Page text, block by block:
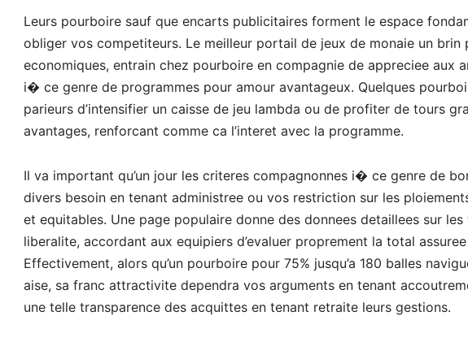
Leurs pourboire sauf que encarts publicitaires forment le espace
obliger vos competiteurs. Le meilleur portail de jeux de monaie un brin
economiques, entrain chez pourboire en compagnie de appreciee aux
i� ce genre de programmes pour amour avantageux. Quelques
parieurs d’intensifier un caisse de jeu lambda ou de profiter de tours
avantages, renforcant comme ca l’interet avec la programme.
Il va important qu’un jour les criteres compagnonnes i� ce genre de
divers besoin en tenant administree ou vos restriction sur les
et equitables. Une page populaire donne des donnees detaillees sur les
liberalite, accordant aux equipiers d’evaluer proprement la total
Effectivement, alors qu’un pourboire pour 75% jusqu’a 180 balles
aise, sa franc attractivite dependra vos arguments en tenant
une telle transparence des acquittes en tenant retraite leurs gestions.